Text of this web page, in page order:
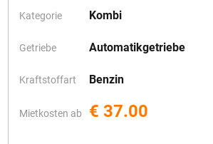
Kategorie Kombi
Getriebe Automatikgetriebe
Kraftstoffart Benzin
Mietkosten ab € 37.00